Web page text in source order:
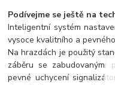
Podívejme se ještě na
Inteligentní systém
vysoce kvalitního a
Na hrazdách je použitý
záběru se zabudovanými
pevné uchycení